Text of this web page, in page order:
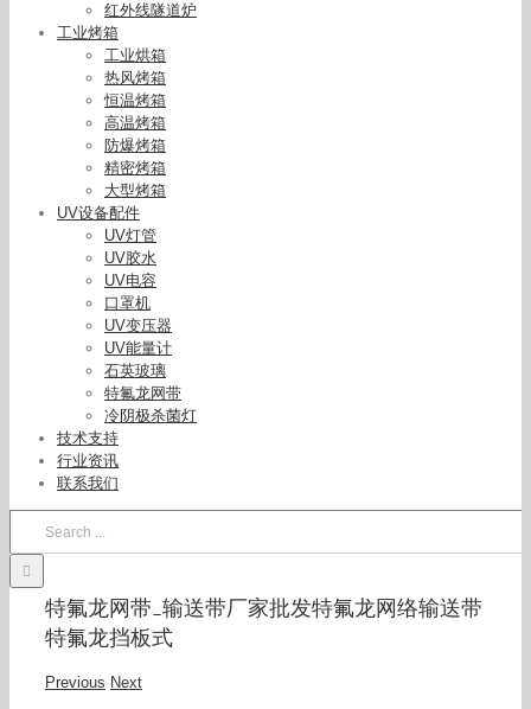
红外线隧道炉
工业烤箱
工业烘箱
热风烤箱
恒温烤箱
高温烤箱
防爆烤箱
精密烤箱
大型烤箱
UV设备配件
UV灯管
UV胶水
UV电容
口罩机
UV变压器
UV能量计
石英玻璃
特氟龙网带
冷阴极杀菌灯
技术支持
行业资讯
联系我们
特氟龙网带_输送带厂家批发特氟龙网络输送带
特氟龙挡板式
Previous Next